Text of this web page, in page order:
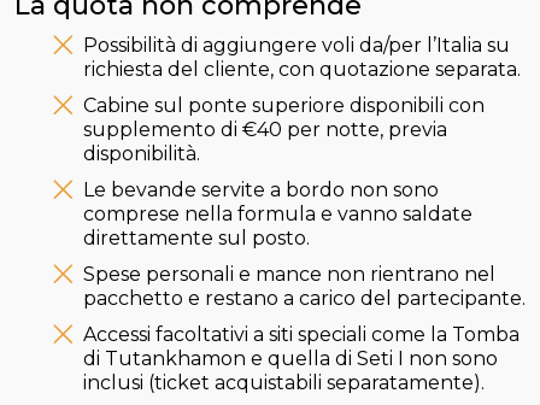
Possibilità di aggiungere voli da/per l’Italia su
richiesta del cliente, con quotazione separata.
Cabine sul ponte superiore disponibili con
supplemento di €40 per notte, previa
disponibilità.
Le bevande servite a bordo non sono
comprese nella formula e vanno saldate
direttamente sul posto.
Spese personali e mance non rientrano nel
pacchetto e restano a carico del partecipante.
Accessi facoltativi a siti speciali come la Tomba
di Tutankhamon e quella di Seti I non sono
inclusi (ticket acquistabili separatamente).